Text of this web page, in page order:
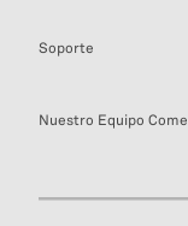
Soporte
Nuestro Equipo